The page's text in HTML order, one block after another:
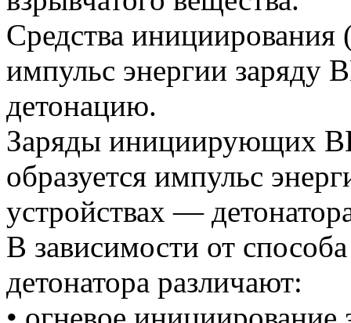
Средства
импульс энергии заряду
детонацию.
Заряды инициирующих
образуется импульс
устройствах —
В зависимости от
детонатора различают: